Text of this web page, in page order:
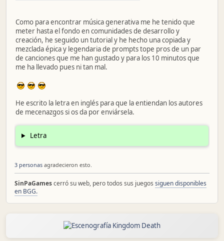
Como para encontrar música generativa me he tenido que
meter hasta el fondo en comunidades de desarrollo y
creación, he seguido un tutorial y he hecho una copiada y
mezclada épica y legendaria de prompts tope pros de un par
de canciones que me han gustado y para los 10 minutos que
me ha llevado pues ni tan mal.
He escrito la letra en inglés para que la entiendan los autores
de mecenazgos si os da por enviársela.
Letra
3 personas agradecieron esto.
SinPaGamescerró su web, pero todos sus juegos siguen disponibles
en BGG.